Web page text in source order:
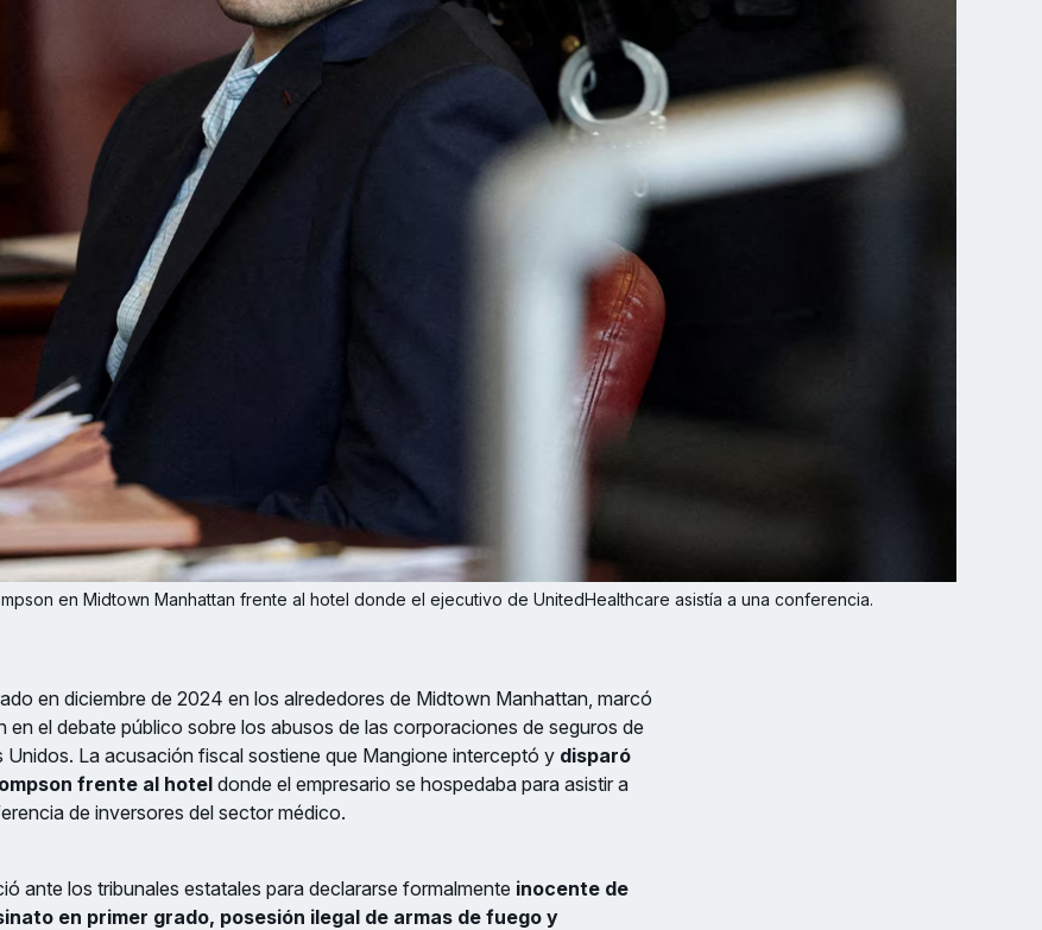
en Midtown Manhattan frente al hotel donde el ejecutivo de UnitedHealthcare asistía a una conferencia.
en diciembre de 2024 en los alrededores de Midtown Manhattan, marcó
en el debate público sobre los abusos de las corporaciones de seguros de
Unidos. La acusación fiscal sostiene que Mangione interceptó y disparó
frente al hoteldonde el empresario se hospedaba para asistir a
de inversores del sector médico.
ante los tribunales estatales para declararse formalmente inocente de
en primer grado, posesión ilegal de armas de fuego y